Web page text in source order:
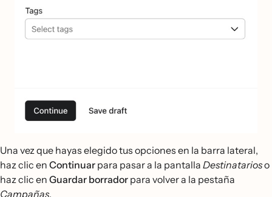
Una vez que hayas elegido tus opciones en la barra lateral,
haz clic en Continuar para pasar a la pantalla Destinatarioso
haz clic en Guardar borrador para volver a la pestaña
Campañas.